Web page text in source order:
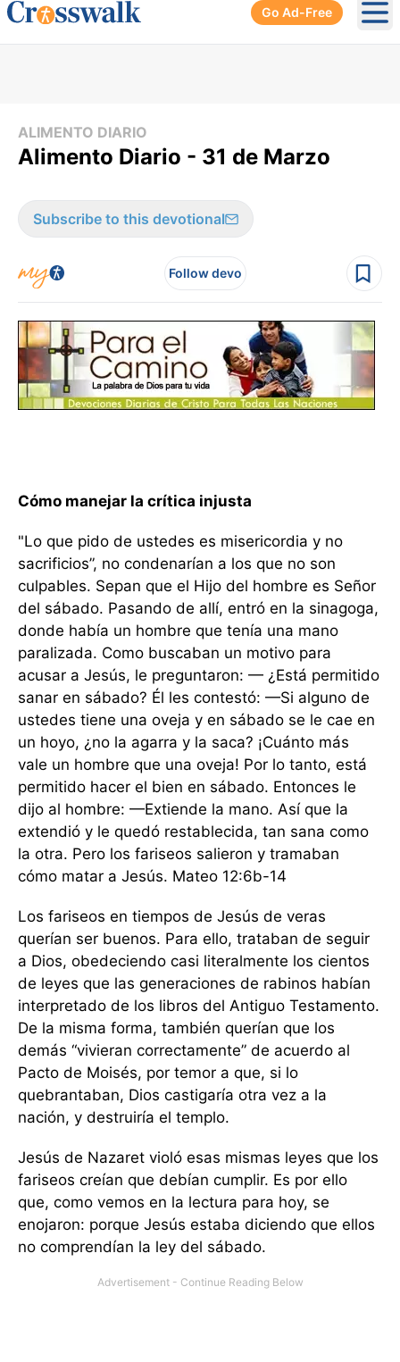
Go Ad-Free
ALIMENTO DIARIO
Alimento Diario - 31 de Marzo
Subscribe to this devotional
Follow devo
Cómo manejar la crítica injusta
"Lo que pido de ustedes es misericordia y no
sacrificios”, no condenarían a los que no son
culpables. Sepan que el Hijo del hombre es Señor
del sábado. Pasando de allí, entró en la sinagoga,
donde había un hombre que tenía una mano
paralizada. Como buscaban un motivo para
acusar a Jesús, le preguntaron: — ¿Está permitido
sanar en sábado? Él les contestó: —Si alguno de
ustedes tiene una oveja y en sábado se le cae en
un hoyo, ¿no la agarra y la saca? ¡Cuánto más
vale un hombre que una oveja! Por lo tanto, está
permitido hacer el bien en sábado. Entonces le
dijo al hombre: —Extiende la mano. Así que la
extendió y le quedó restablecida, tan sana como
la otra. Pero los fariseos salieron y tramaban
cómo matar a Jesús. Mateo 12:6b-14
Los fariseos en tiempos de Jesús de veras
querían ser buenos. Para ello, trataban de seguir
a Dios, obedeciendo casi literalmente los cientos
de leyes que las generaciones de rabinos habían
interpretado de los libros del Antiguo Testamento.
De la misma forma, también querían que los
demás “vivieran correctamente” de acuerdo al
Pacto de Moisés, por temor a que, si lo
quebrantaban, Dios castigaría otra vez a la
nación, y destruiría el templo.
Jesús de Nazaret violó esas mismas leyes que los
fariseos creían que debían cumplir. Es por ello
que, como vemos en la lectura para hoy, se
enojaron: porque Jesús estaba diciendo que ellos
no comprendían la ley del sábado.